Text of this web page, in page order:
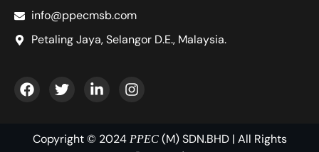
info@ppecmsb.com
Petaling Jaya, Selangor D.E., Malaysia.
Copyright © 2024 PPEC(M) SDN.BHD | All Rights